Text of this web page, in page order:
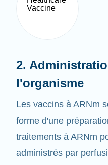
l'organisme
Les vaccins à ARNm
forme d'une
traitements à ARNm
administrés par